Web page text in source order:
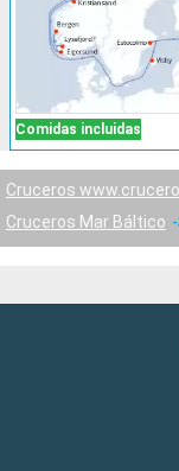
Comidas incluidas
Cruceros
Cruceros Mar Báltico